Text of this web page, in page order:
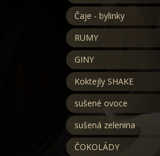
Čaje - bylinky
RUMY
GINY
Koktejly SHAKE
sušené ovoce
sušená zelenina
ČOKOLÁDY